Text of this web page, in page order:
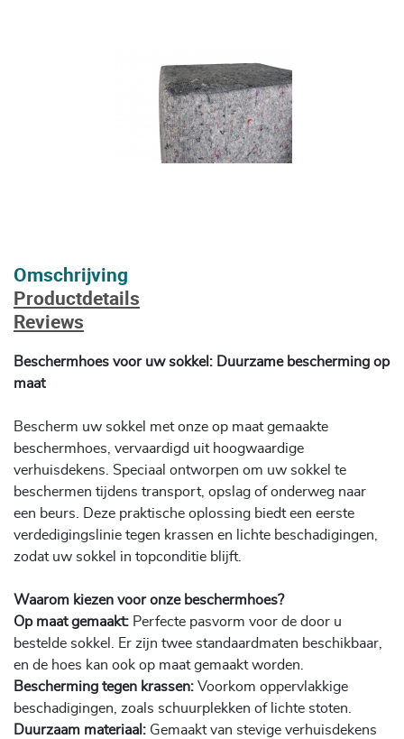
Omschrijving
Productdetails
Reviews
Beschermhoes voor uw sokkel: Duurzame bescherming op
maat
Bescherm uw sokkel met onze op maat gemaakte
beschermhoes, vervaardigd uit hoogwaardige
verhuisdekens. Speciaal ontworpen om uw sokkel te
beschermen tijdens transport, opslag of onderweg naar
een beurs. Deze praktische oplossing biedt een eerste
verdedigingslinie tegen krassen en lichte beschadigingen,
zodat uw sokkel in topconditie blijft.
Waarom kiezen voor onze beschermhoes?
Op maat gemaakt: Perfecte pasvorm voor de door u
bestelde sokkel. Er zijn twee standaardmaten beschikbaar,
en de hoes kan ook op maat gemaakt worden.
Bescherming tegen krassen: Voorkom oppervlakkige
beschadigingen, zoals schuurplekken of lichte stoten.
Duurzaam materiaal: Gemaakt van stevige verhuisdekens